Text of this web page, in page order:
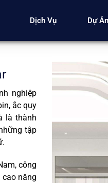
Dịch Vụ Dự Án
nghiệp
ắc quy
là thành
tập
công
năng